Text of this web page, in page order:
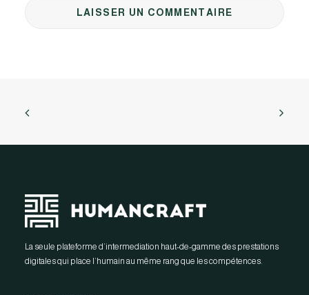
La seule plateforme d’intermediation haut-de-gamme des prestations
digitales qui place l’humain au même rang que les compétences.